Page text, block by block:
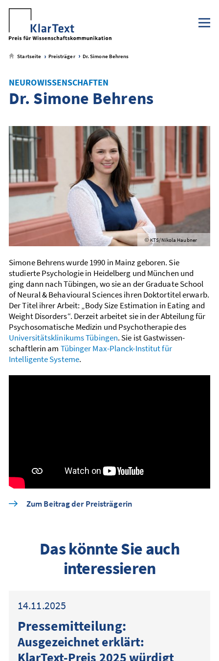
zum
Metamenü
zum
Hauptmenü
zum
Seiteninhalt
zum
Footer-
Menü
Startseite Preisträger Dr. Simone Behrens
NEUROWISSENSCHAFTEN
Dr. Simone Behrens
© KTS/Nikola Haubner
Simone Behrens wurde 1990 in Mainz geboren. Sie
studierte Psycho­logie in Heidelberg und München und
ging dann nach Tübingen, wo sie an der Graduate School
of Neural & Behavioural Sciences ihren Doktor­titel erwarb.
Der Titel ihrer Arbeit: „Body Size Estimation in Eating and
Weight Disorders“. Derzeit arbeitet sie in der Ab­teilung für
Psycho­somatische Medizin und Psycho­­therapie des
Universitäts­klinikums Tübingen. Sie ist Gast­wissen­
schaftlerin am Tübinger Max-Planck-Institut für
Intelligente Systeme.
Zum Beitrag der Preisträgerin
Das könnte Sie auch
interessieren
14.11.2025
Presse­mitteilung:
Ausgezeichnet erklärt:
KlarText-Preis 2025 würdigt